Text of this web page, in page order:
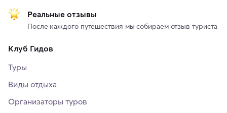
Реальные отзывы
После каждого путешествия мы собираем отзыв туриста
Клуб Гидов
Туры
Виды отдыха
Организаторы туров